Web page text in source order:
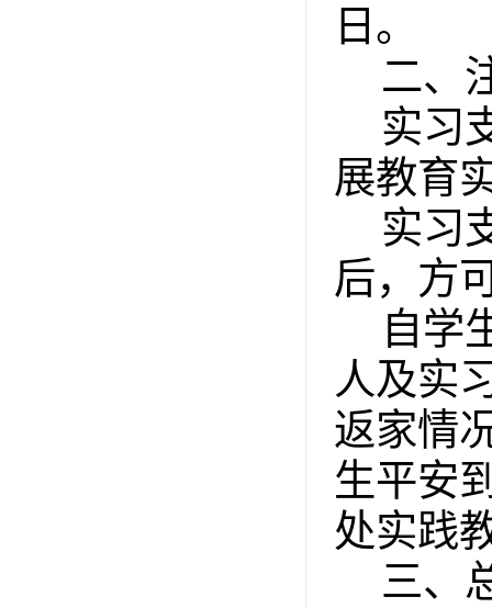
日。
二、
实习
展教育
实习
后，方
自学
人及实
返家情
生平安
处实践
三、